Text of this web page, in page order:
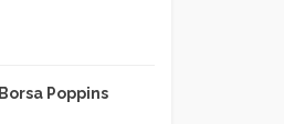
Borsa Poppins